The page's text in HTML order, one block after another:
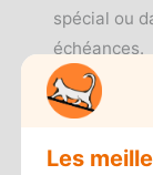
spécial ou
échéances.
Si vous
assurance
ligneet
Les